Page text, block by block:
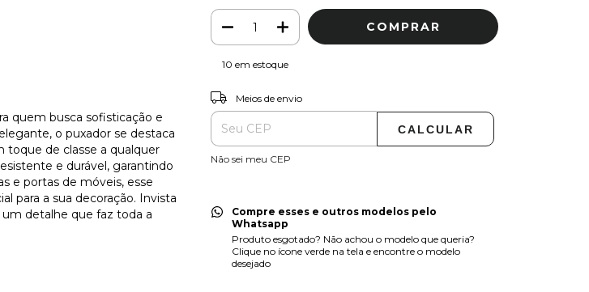
quem busca sofisticação e
o puxador se destaca
toque de classe a qualquer
e durável, garantindo
e portas de móveis, esse
para a sua decoração. Invista
detalhe que faz toda a
10 em estoque
Entregas para o CEP:
Meios de envio
CALCULAR
Não sei meu CEP
Compre esses e outros modelos pelo
Whatsapp
Produto esgotado? Não achou o modelo que queria?
Clique no ícone verde na tela e encontre o modelo
desejado